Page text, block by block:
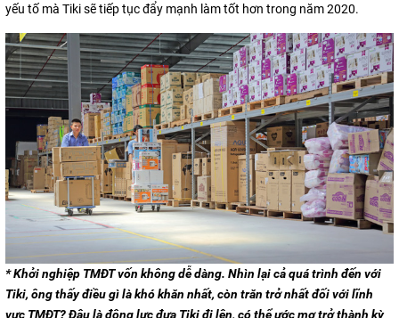
yếu tố mà Tiki sẽ tiếp tục đẩy mạnh làm tốt hơn trong năm 2020.
* Khởi nghiệp TMĐT vốn không dễ dàng. Nhìn lại cả quá trình đến với
Tiki, ông thấy điều gì là khó khăn nhất, còn trăn trở nhất đối với lĩnh
vực TMĐT? Đâu là động lực đưa Tiki đi lên, có thể ước mơ trở thành kỳ